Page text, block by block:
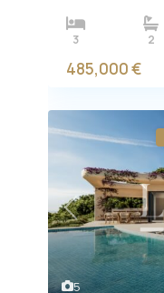
3 2
485,000 €
5
Previous